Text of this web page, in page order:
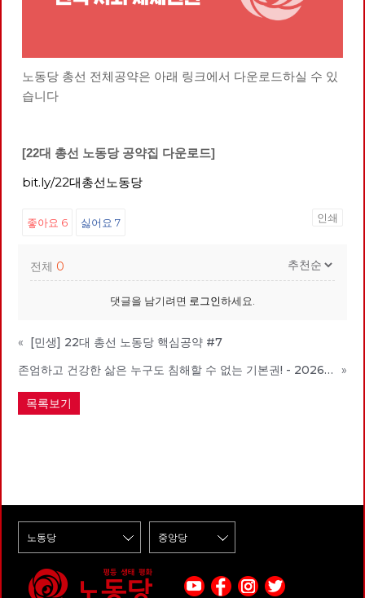
노동당 총선 전체공약은 아래 링크에서 다운로드하실 수 있
습니다
[22대 총선 노동당 공약집 다운로드]
bit.ly/22대총선노동당
좋아요 6 싫어요 7 인쇄
전체 0
댓글을 남기려면 로그인하세요.
« [민생] 22대 총선 노동당 핵심공약 #7
존엄하고 건강한 삶은 누구도 침해할 수 없는 기본권! - 2026년 지방선거 노동당의 공약 시리즈 1
»
목록보기